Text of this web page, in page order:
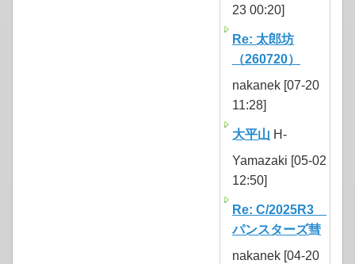
23 00:20]
Re: 太郎坊
（260720）
nakanek [07-20
11:28]
大平山 H-
Yamazaki [05-02
12:50]
Re: C/2025R3
パンスターズ彗
nakanek [04-20